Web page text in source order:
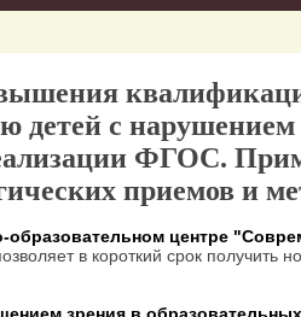
детей с нарушением
ФГОС.
приемов и
образовательном центре
в короткий срок получить